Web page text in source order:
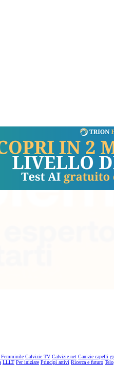
Calvizie TV Calvizie.net Canizie capelli
LLLT Per iniziare Principi attivi Ricerca e futuro